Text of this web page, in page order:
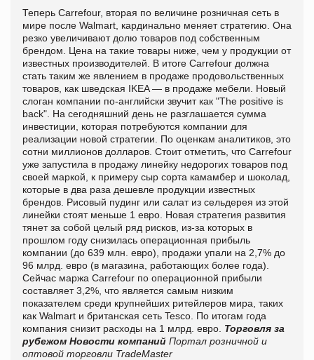
Теперь Carrefour, вторая по величине розничная сеть в
мире после Walmart, кардинально меняет стратегию. Она
резко увеличивают долю товаров под собственным
брендом. Цена на такие товары ниже, чем у продукции от
известных производителей. В итоге Carrefour должна
стать таким же явлением в продаже продовольственных
товаров, как шведская IKEA — в продаже мебели. Новый
слоган компании по-английски звучит как "The positive is
back". На сегодняшний день не разглашается сумма
инвестиции, которая потребуются компании для
реализации новой стратегии. По оценкам аналитиков, это
сотни миллионов долларов. Стоит отметить, что Carrefour
уже запустила в продажу линейку недорогих товаров под
своей маркой, к примеру сыр сорта камамбер и шоколад,
которые в два раза дешевле продукции известных
брендов. Рисовый пудинг или салат из сельдерея из этой
линейки стоят меньше 1 евро. Новая стратегия развития
тянет за собой целый ряд рисков, из-за которых в
прошлом году снизилась операционная прибыль
компании (до 639 млн. евро), продажи упали на 2,7% до
96 млрд. евро (в магазина, работающих более года).
Сейчас маржа Carrefour по операционной прибыли
составляет 3,2%, что является самым низким
показателем среди крупнейших ритейлеров мира, таких
как Walmart и британская сеть Tesco. По итогам года
компания снизит расходы на 1 млрд. евро. Торговля за
рубежом Новости компаний Портал розничной и
оптовой торговли TradeMaster